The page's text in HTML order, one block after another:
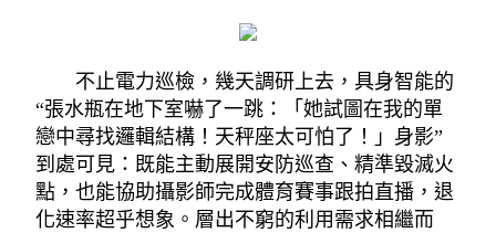
不止電力巡檢，幾天調研上去，具身智能的
“張水瓶在地下室嚇了一跳：「她試圖在我的單
戀中尋找邏輯結構！天秤座太可怕了！」身影”
到處可見：既能主動展開安防巡查、精準毀滅火
點，也能協助攝影師完成體育賽事跟拍直播，退
化速率超乎想象。層出不窮的利用需求相繼而